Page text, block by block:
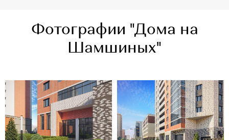
Фотографии "Дома на
Шамшиных"